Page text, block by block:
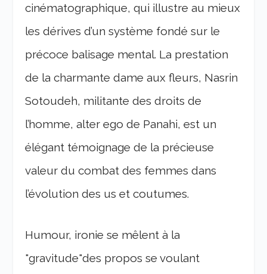
cinématographique, qui illustre au mieux
les dérives d’un système fondé sur le
précoce balisage mental. La prestation
de la charmante dame aux fleurs, Nasrin
Sotoudeh, militante des droits de
l’homme, alter ego de Panahi, est un
élégant témoignage de la précieuse
valeur du combat des femmes dans
l’évolution des us et coutumes.
Humour, ironie se mêlent à la
"gravitude"des propos se voulant